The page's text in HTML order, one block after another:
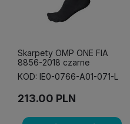
Skarpety OMP ONE FIA
8856-2018 czarne
KOD: IE0-0766-A01-071-L
213.00 PLN